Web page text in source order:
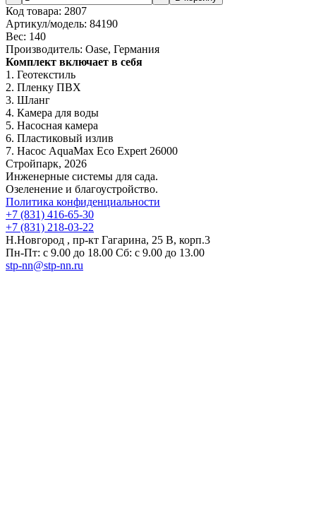
Код товара: 2807
Артикул/модель: 84190
Вес: 140
Производитель: Oase, Германия
Комплект включает в себя
1. Геотекстиль
2. Пленку ПВХ
3. Шланг
4. Камера для воды
5. Насосная камера
6. Пластиковый излив
7. Насос AquaMax Eco Expert 26000
Стройпарк, 2026
Инженерные системы для сада.
Озеленение и благоустройство.
Политика конфиденциальности
+7 (831) 416-65-30
+7 (831) 218-03-22
Н.Новгород , пр-кт Гагарина, 25 В, корп.3
Пн-Пт: с 9.00 до 18.00 Сб: с 9.00 до 13.00
stp-nn@stp-nn.ru